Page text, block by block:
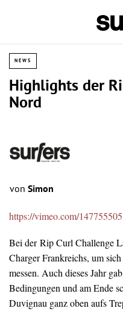
NEWS
Highlights der
Nord
von Simon
https://vimeo.com/147755505
Bei der Rip Curl Challenge
Charger Frankreichs, um
messen. Auch dieses Jahr
Bedingungen und am Ende
Duvignau ganz oben aufs